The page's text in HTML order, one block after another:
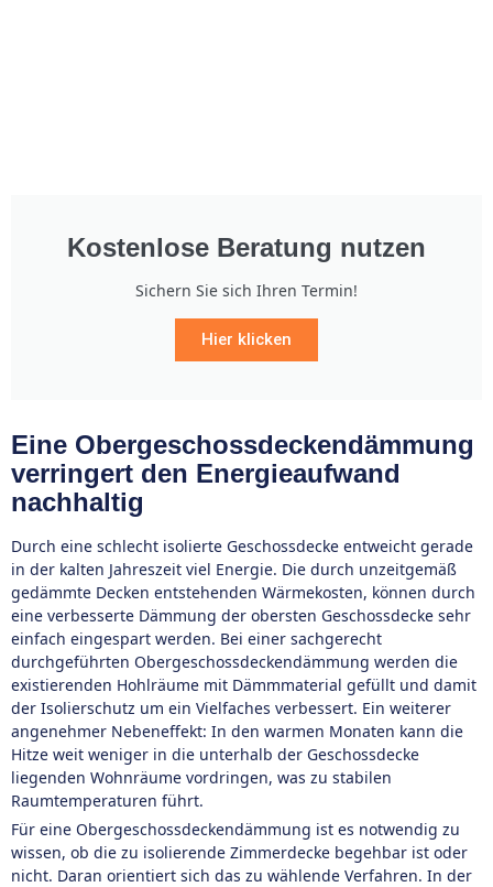
Kostenlose Beratung nutzen
Sichern Sie sich Ihren Termin!
Hier klicken
Eine Obergeschossdeckendämmung
verringert den Energieaufwand
nachhaltig
Durch eine schlecht isolierte Geschossdecke entweicht gerade
in der kalten Jahreszeit viel Energie. Die durch unzeitgemäß
gedämmte Decken entstehenden Wärmekosten, können durch
eine verbesserte Dämmung der obersten Geschossdecke sehr
einfach eingespart werden. Bei einer sachgerecht
durchgeführten Obergeschossdeckendämmung werden die
existierenden Hohlräume mit Dämmmaterial gefüllt und damit
der Isolierschutz um ein Vielfaches verbessert. Ein weiterer
angenehmer Nebeneffekt: In den warmen Monaten kann die
Hitze weit weniger in die unterhalb der Geschossdecke
liegenden Wohnräume vordringen, was zu stabilen
Raumtemperaturen führt.
Für eine Obergeschossdeckendämmung ist es notwendig zu
wissen, ob die zu isolierende Zimmerdecke begehbar ist oder
nicht. Daran orientiert sich das zu wählende Verfahren. In der